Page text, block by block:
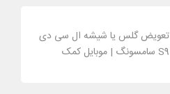
تعویض گلس یا شیشه ال سی دی
S9 سامسونگ | موبایل کمک